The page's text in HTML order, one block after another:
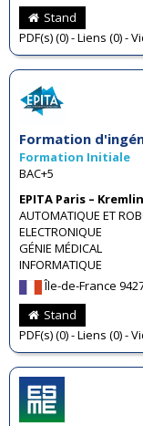
Stand
PDF(s) (0) - Liens (0) -
Formation
Formation Initiale
BAC+5
EPITA Paris –
AUTOMATIQUE ET
ELECTRONIQUE
GÉNIE MÉDICAL
INFORMATIQUE
Île-de-France
Stand
PDF(s) (0) - Liens (0) -